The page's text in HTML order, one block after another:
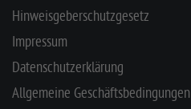
Hinweisgeberschutzgesetz
Impressum
Datenschutzerklärung
Allgemeine Geschäftsbedingungen